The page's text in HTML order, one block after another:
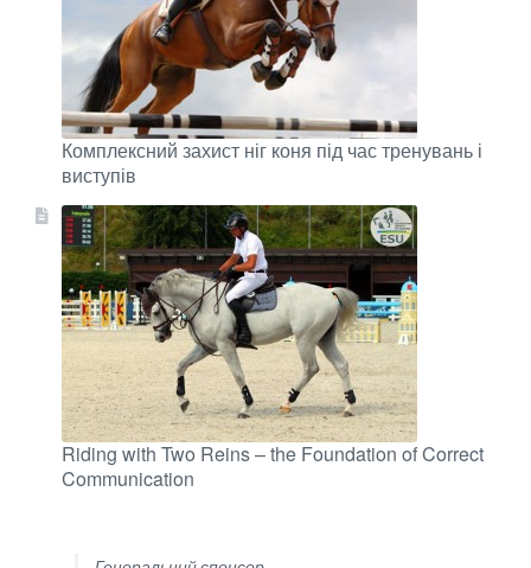
Комплексний захист ніг коня під час тренувань і
виступів
Riding with Two Reins – the Foundation of Correct
Communication